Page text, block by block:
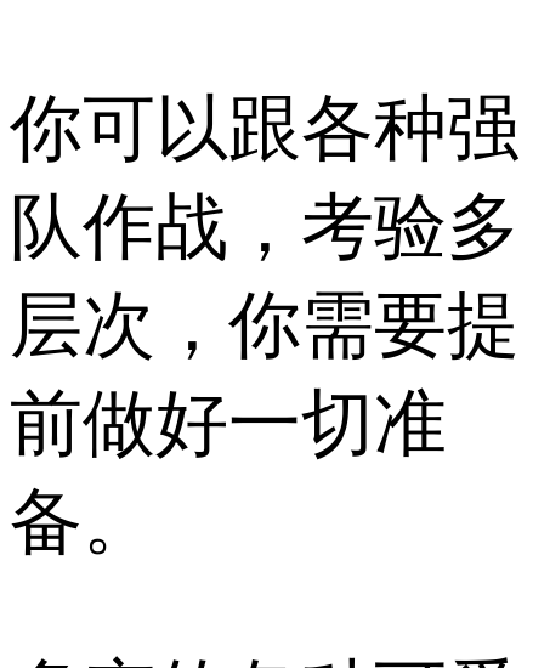
你可以跟各种强
队作战，考验多
层次，你需要提
前做好一切准
备。